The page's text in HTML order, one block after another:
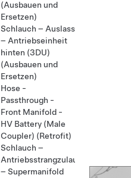
(Ausbauen und
Ersetzen)
Schlauch – Auslass
– Antriebseinheit
hinten (3DU)
(Ausbauen und
Ersetzen)
Hose -
Passthrough -
Front Manifold -
HV Battery (Male
Coupler) (Retrofit)
Schlauch –
Antriebsstrangzulauf
– Supermanifold